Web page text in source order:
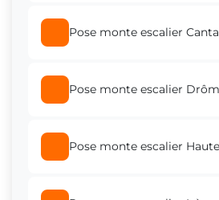
Pose monte escalier
Pose monte escalier
Pose monte escalier